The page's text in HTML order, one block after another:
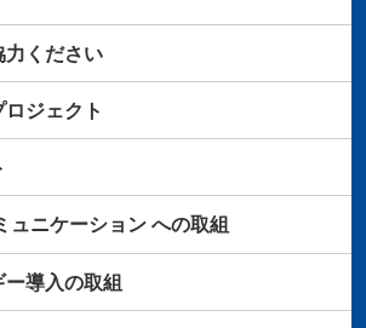
力ください
ジェクト
ュニケーションへの取組
導入の取組